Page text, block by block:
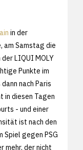
in der
am Samstag die
LIQUI MOLY
Punkte im
nach Paris
in diesen Tagen
- und einer
ist nach den
gegen PSG
mehr, der nicht